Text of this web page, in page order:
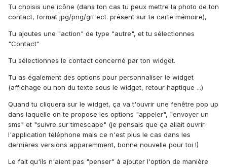
Tu choisis une icône (dans ton cas tu peux mettre la photo de ton
contact, format jpg/png/gif ect. présent sur ta carte mémoire),
Tu ajoutes une "action" de type "autre", et tu sélectionnes
"Contact"
Tu sélectionnes le contact concerné par ton widget.
Tu as également des options pour personnaliser le widget
(affichage ou non du texte sous le widget, retour haptique ...)
Quand tu cliquera sur le widget, ça va t'ouvrir une fenêtre pop up
dans laquelle on te propose les options "appeler", "envoyer un
sms" et "suivre sur timescape" (je pensais que ça allait ouvrir
l'application téléphone mais ce n'est plus le cas dans les
dernières versions apparemment, bonne nouvelle pour toi !)
Le fait qu'ils n'aient pas "penser" à ajouter l'option de manière